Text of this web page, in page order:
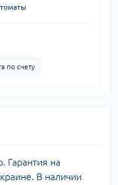
по счету
Гарантия на
В наличии